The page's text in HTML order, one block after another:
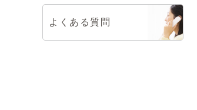
よくある質問